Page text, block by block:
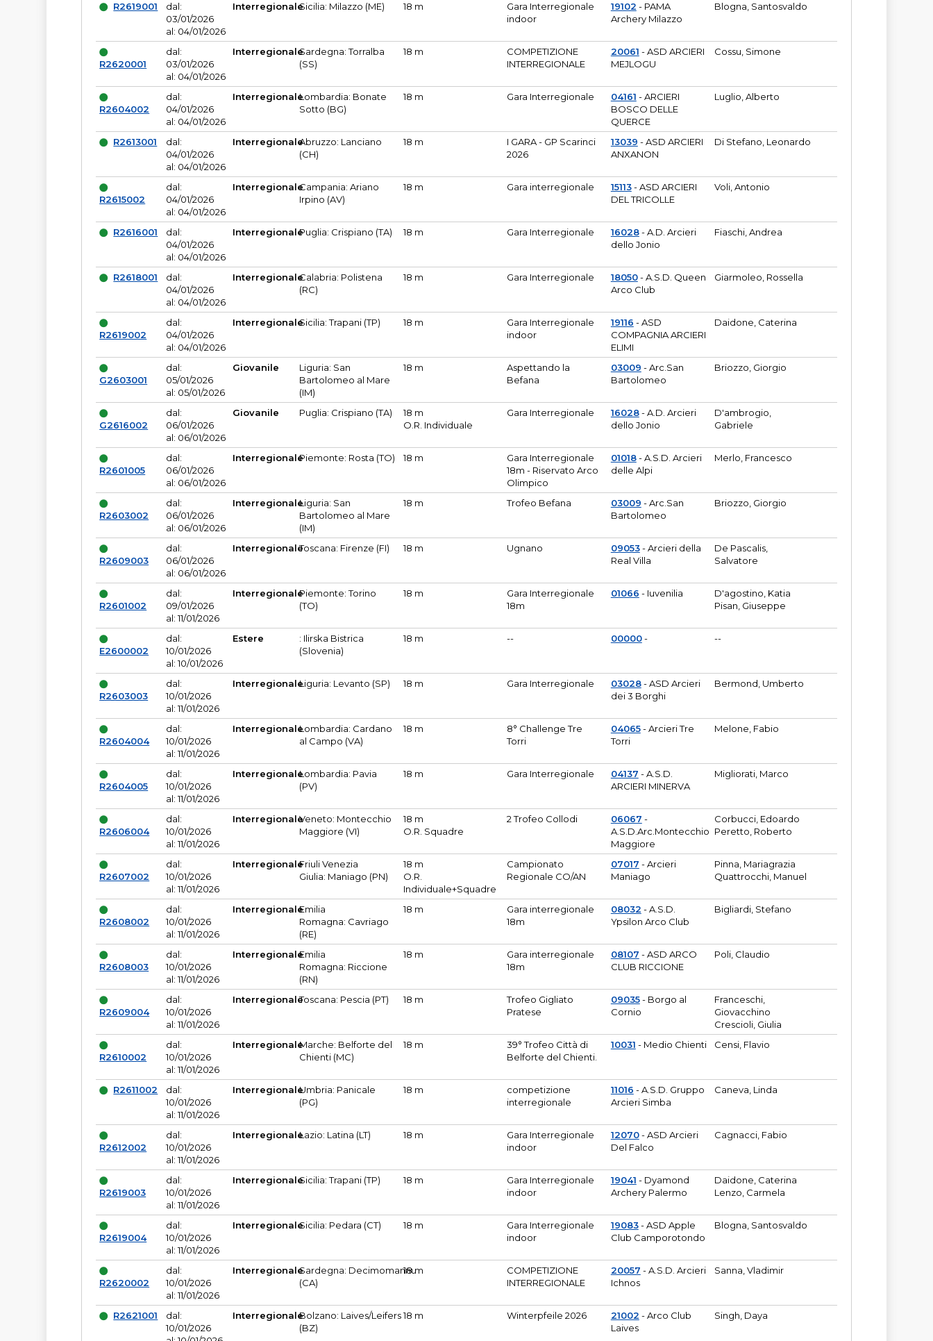
R2619001
dal:
03/01/2026
al: 04/01/2026
InterregionaleSicilia: Milazzo (ME) 18 m
Gara Interregionale
indoor
19102 - PAMA
Archery Milazzo
Blogna, Santosvaldo
R2620001
dal:
03/01/2026
al: 04/01/2026
InterregionaleSardegna: Torralba
(SS)
18 m
COMPETIZIONE
INTERREGIONALE
20061 - ASD ARCIERI
MEJLOGU
Cossu, Simone
R2604002
dal:
04/01/2026
al: 04/01/2026
InterregionaleLombardia: Bonate
Sotto (BG)
18 m Gara Interregionale 04161 - ARCIERI
BOSCO DELLE
QUERCE
Luglio, Alberto
R2613001
dal:
04/01/2026
al: 04/01/2026
InterregionaleAbruzzo: Lanciano
(CH)
18 m
I GARA - GP Scarinci
2026
13039 - ASD ARCIERI
ANXANON
Di Stefano, Leonardo
R2615002
dal:
04/01/2026
al: 04/01/2026
InterregionaleCampania: Ariano
Irpino (AV)
18 m Gara interregionale 15113- ASD ARCIERI
DEL TRICOLLE
Voli, Antonio
R2616001
dal:
04/01/2026
al: 04/01/2026
InterregionalePuglia: Crispiano (TA) 18 m Gara Interregionale 16028- A.D. Arcieri
dello Jonio
Fiaschi, Andrea
R2618001
dal:
04/01/2026
al: 04/01/2026
InterregionaleCalabria: Polistena
(RC)
18 m Gara Interregionale 18050- A.S.D. Queen
Arco Club
Giarmoleo, Rossella
R2619002
dal:
04/01/2026
al: 04/01/2026
InterregionaleSicilia: Trapani (TP) 18 m
Gara Interregionale
indoor
19116 - ASD
COMPAGNIA ARCIERI
ELIMI
Daidone, Caterina
G2603001
dal:
05/01/2026
al: 05/01/2026
Giovanile
Liguria: San
Bartolomeo al Mare
(IM)
18 m
Aspettando la
Befana
03009 - Arc.San
Bartolomeo
Briozzo, Giorgio
G2616002
dal:
06/01/2026
al: 06/01/2026
Giovanile Puglia: Crispiano (TA)
18 m
O.R. Individuale
Gara Interregionale 16028- A.D. Arcieri
dello Jonio
D'ambrogio,
Gabriele
R2601005
dal:
06/01/2026
al: 06/01/2026
InterregionalePiemonte: Rosta (TO) 18 m
Gara Interregionale
18m - Riservato Arco
Olimpico
01018- A.S.D. Arcieri
delle Alpi
Merlo, Francesco
R2603002
dal:
06/01/2026
al: 06/01/2026
InterregionaleLiguria: San
Bartolomeo al Mare
(IM)
18 m Trofeo Befana 03009 - Arc.San
Bartolomeo
Briozzo, Giorgio
R2609003
dal:
06/01/2026
al: 06/01/2026
InterregionaleToscana: Firenze (FI) 18 m Ugnano 09053- Arcieri della
Real Villa
De Pascalis,
Salvatore
R2601002
dal:
09/01/2026
al: 11/01/2026
InterregionalePiemonte: Torino
(TO)
18 m
Gara Interregionale
18m
01066 - Iuvenilia
D'agostino, Katia
Pisan, Giuseppe
E2600002
dal:
10/01/2026
al: 10/01/2026
Estere
: Ilirska Bistrica
(Slovenia)
18 m -- 00000- --
R2603003
dal:
10/01/2026
al: 11/01/2026
InterregionaleLiguria: Levanto (SP) 18 m Gara Interregionale 03028- ASD Arcieri
dei 3 Borghi
Bermond, Umberto
R2604004
dal:
10/01/2026
al: 11/01/2026
InterregionaleLombardia: Cardano
al Campo (VA)
18 m
8° Challenge Tre
Torri
04065- Arcieri Tre
Torri
Melone, Fabio
R2604005
dal:
10/01/2026
al: 11/01/2026
InterregionaleLombardia: Pavia
(PV)
18 m Gara Interregionale 04137 - A.S.D.
ARCIERI MINERVA
Migliorati, Marco
R2606004
dal:
10/01/2026
al: 11/01/2026
InterregionaleVeneto: Montecchio
Maggiore (VI)
18 m
O.R. Squadre
2 Trofeo Collodi 06067 -
A.S.D.Arc.Montecchio
Maggiore
Corbucci, Edoardo
Peretto, Roberto
R2607002
dal:
10/01/2026
al: 11/01/2026
InterregionaleFriuli Venezia
Giulia: Maniago (PN)
18 m
O.R.
Individuale+Squadre
Campionato
Regionale CO/AN
07017 - Arcieri
Maniago
Pinna, Mariagrazia
Quattrocchi, Manuel
R2608002
dal:
10/01/2026
al: 11/01/2026
InterregionaleEmilia
Romagna: Cavriago
(RE)
18 m
Gara interregionale
18m
08032 - A.S.D.
Ypsilon Arco Club
Bigliardi, Stefano
R2608003
dal:
10/01/2026
al: 11/01/2026
InterregionaleEmilia
Romagna: Riccione
(RN)
18 m
Gara interregionale
18m
08107 - ASD ARCO
CLUB RICCIONE
Poli, Claudio
R2609004
dal:
10/01/2026
al: 11/01/2026
InterregionaleToscana: Pescia (PT) 18 m
Trofeo Gigliato
Pratese
09035- Borgo al
Cornio
Franceschi,
Giovacchino
Crescioli, Giulia
R2610002
dal:
10/01/2026
al: 11/01/2026
InterregionaleMarche: Belforte del
Chienti (MC)
18 m
39° Trofeo Città di
Belforte del Chienti.
10031 - Medio Chienti Censi, Flavio
R2611002
dal:
10/01/2026
al: 11/01/2026
InterregionaleUmbria: Panicale
(PG)
18 m
competizione
interregionale
11016 - A.S.D. Gruppo
Arcieri Simba
Caneva, Linda
R2612002
dal:
10/01/2026
al: 11/01/2026
InterregionaleLazio: Latina (LT) 18 m
Gara Interregionale
indoor
12070- ASD Arcieri
Del Falco
Cagnacci, Fabio
R2619003
dal:
10/01/2026
al: 11/01/2026
InterregionaleSicilia: Trapani (TP) 18 m
Gara Interregionale
indoor
19041 - Dyamond
Archery Palermo
Daidone, Caterina
Lenzo, Carmela
R2619004
dal:
10/01/2026
al: 11/01/2026
InterregionaleSicilia: Pedara (CT) 18 m
Gara Interregionale
indoor
19083- ASD Apple
Club Camporotondo
Blogna, Santosvaldo
R2620002
dal:
10/01/2026
al: 11/01/2026
InterregionaleSardegna: Decimomannu
(CA)
18 m
COMPETIZIONE
INTERREGIONALE
20057 - A.S.D. Arcieri
Ichnos
Sanna, Vladimir
R2621001
dal:
10/01/2026
InterregionaleBolzano: Laives/Leifers
(BZ)
18 m Winterpfeile 2026 21002 - Arco Club
Laives
Singh, Daya